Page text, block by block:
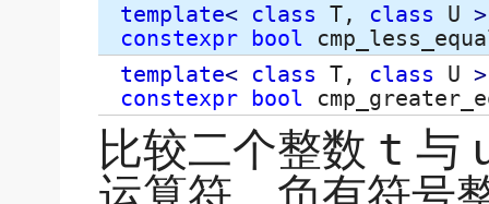
template< class T, class U >
constexpr bool
template< class T, class U >
constexpr bool
比较二个整数 t 与